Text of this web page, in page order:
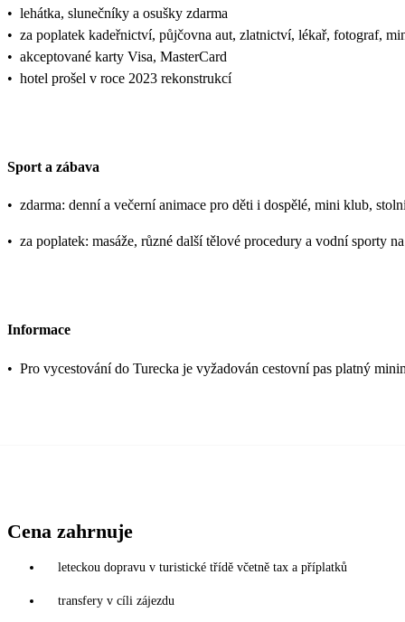
• lehátka, slunečníky a osušky zdarma
• za poplatek kadeřnictví, půjčovna aut, zlatnictví, lékař, fotograf,
• akceptované karty Visa, MasterCard
• hotel prošel v roce 2023 rekonstrukcí
Sport a zábava
• zdarma: denní a večerní animace pro děti i dospělé, mini klub,
• za poplatek: masáže, různé další tělové procedury a vodní sporty
Informace
• Pro vycestování do Turecka je vyžadován cestovní pas platný
Cena zahrnuje
leteckou dopravu v turistické třídě včetně tax a příplatků
transfery v cíli zájezdu